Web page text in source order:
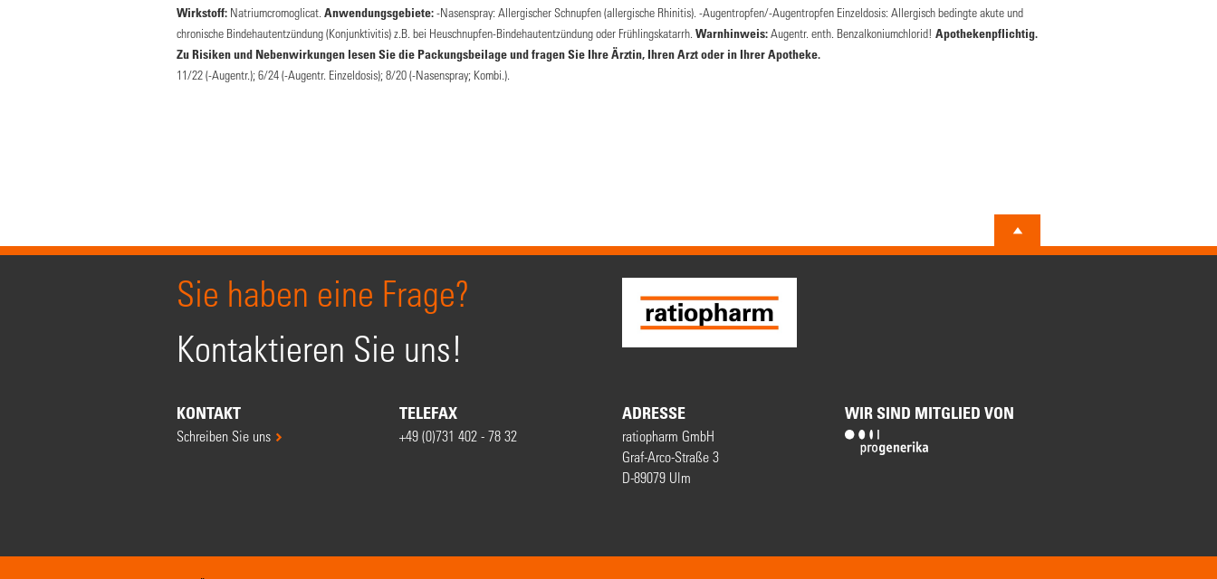
Wirkstoff: Natriumcromoglicat. Anwendungsgebiete:-Nasenspray: Allergischer Schnupfen (allergische Rhinitis). -Augentropfen/-Augentropfen Einzeldosis: Allergisch bedingte akute und
chronische Bindehautentzündung (Konjunktivitis) z.B. bei Heuschnupfen-Bindehautentzündung oder Frühlingskatarrh. Warnhinweis:Augentr. enth. Benzalkoniumchlorid! Apothekenpflichtig.
Zu Risiken und Nebenwirkungen lesen Sie die Packungsbeilage und fragen Sie Ihre Ärztin, Ihren Arzt oder in Ihrer Apotheke.
11/22 (-Augentr.); 6/24 (-Augentr. Einzeldosis); 8/20 (-Nasenspray; Kombi.).
Sie haben eine Frage?
Kontaktieren Sie uns!
KONTAKT
Schreiben Sie uns
TELEFAX
+49 (0)731 402 - 78 32
ADRESSE
ratiopharm GmbH
Graf-Arco-Straße 3
D-89079 Ulm
WIR SIND MITGLIED VON